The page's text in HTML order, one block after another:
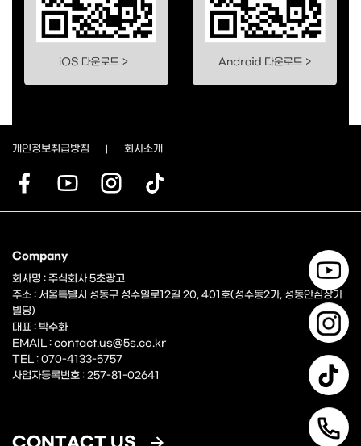
개인정보취급방침 회사소개
Company
회사명 : 주식회사 5초광고
주소 : 서울특별시 성동구 성수일로12길 20, 401호(성수동2가, 성동안심상가
빌딩)
대표 : 박수화
EMAIL : contact.us@5s.co.kr
TEL : 070-4133-5757
사업자등록번호 : 257-81-02641